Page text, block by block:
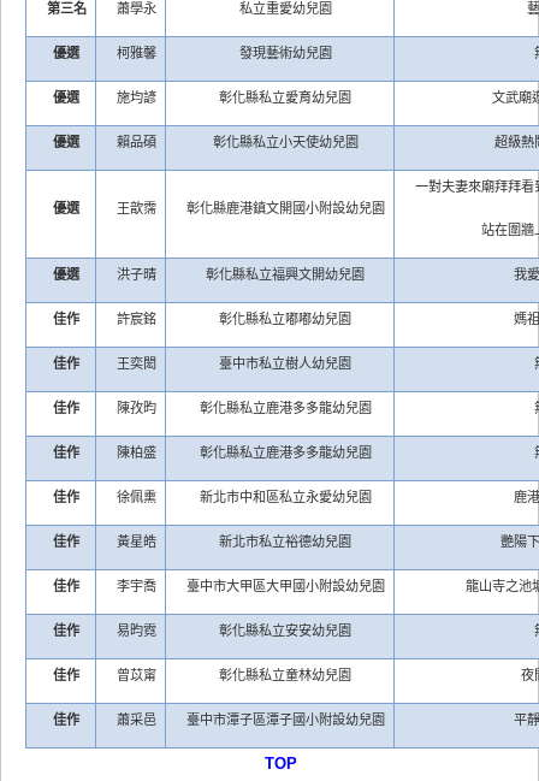
第三名 蕭學永 私立重愛幼兒園
優選 柯雅馨 發現藝術幼兒園
優選 施均諺 彰化縣私立愛育幼兒園 文武廟
優選 賴品碩 彰化縣私立小天使幼兒園 超級熱
優選 王歆霈 彰化縣鹿港鎮文開國小附設幼兒園
一對夫妻來廟拜拜看
站在圍牆
優選 洪子晴 彰化縣私立福興文開幼兒園 我
佳作 許宸銘 彰化縣私立嘟嘟幼兒園 媽
佳作 王奕閎 臺中市私立樹人幼兒園
佳作 陳孜昀 彰化縣私立鹿港多多龍幼兒園
佳作 陳柏盛 彰化縣私立鹿港多多龍幼兒園
佳作 徐佩熏 新北市中和區私立永愛幼兒園 鹿
佳作 黃星皓 新北市私立裕德幼兒園 艷陽
佳作 李宇喬 臺中市大甲區大甲國小附設幼兒園 龍山寺之池
佳作 易昀霓 彰化縣私立安安幼兒園
佳作 曾苡甯 彰化縣私立童林幼兒園 夜
佳作 蕭采邑 臺中市潭子區潭子國小附設幼兒園 平
TOP